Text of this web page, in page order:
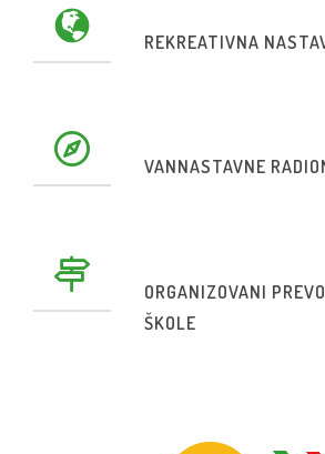
REKREATIVNA
VANNASTAVNE
ORGANIZOVANI
ŠKOLE